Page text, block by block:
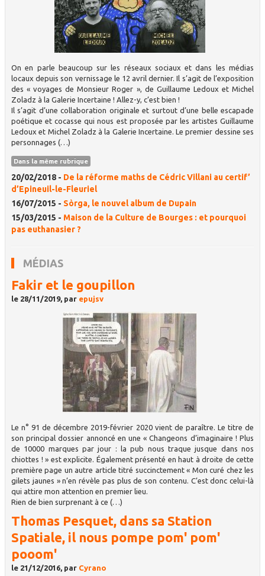
On en parle beaucoup sur les réseaux sociaux et dans les médias
locaux depuis son vernissage le 12 avril dernier. Il s’agit de l’exposition
des « voyages de Monsieur Roger », de Guillaume Ledoux et Michel
Zoladz à la Galerie Incertaine ! Allez-y, c’est bien !
Il s’agit d’une collaboration originale et surtout d’une belle escapade
poétique et cocasse qui nous est proposée par les artistes Guillaume
Ledoux et Michel Zoladz à la Galerie Incertaine. Le premier dessine ses
personnages (…)
Dans la même rubrique
20/02/2018 - De la réforme maths de Cédric Villani au certif’
d’Epineuil-le-Fleuriel
16/07/2015 - Sòrga, le nouvel album de Dupain
15/03/2015 - Maison de la Culture de Bourges : et pourquoi
pas euthanasier ?
MÉDIAS
Fakir et le goupillon
le 28/11/2019, par epujsv
Le n° 91 de décembre 2019-février 2020 vient de paraître. Le titre de
son principal dossier annoncé en une « Changeons d’imaginaire ! Plus
de 10000 marques par jour : la pub nous traque jusque dans nos
chiottes ! » est explicite. Également présenté en haut à droite de cette
première page un autre article titré succinctement « Mon curé chez les
gilets jaunes » n’en révèle pas plus de son contenu. C’est donc celui-là
qui attire mon attention en premier lieu.
Rien de bien surprenant à ce (…)
Thomas Pesquet, dans sa Station
Spatiale, il nous pompe pom' pom'
pooom'
le 21/12/2016, par Cyrano